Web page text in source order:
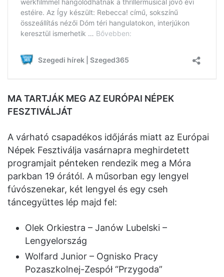
MA TARTJÁK MEG AZ EURÓPAI NÉPEK
FESZTIVÁLJÁT
A várható csapadékos időjárás miatt az Európai
Népek Fesztiválja vasárnapra meghirdetett
programjait pénteken rendezik meg a Móra
parkban 19 órától. A műsorban egy lengyel
fúvószenekar, két lengyel és egy cseh
táncegyüttes lép majd fel:
Olek Orkiestra – Janów Lubelski –
Lengyelország
Wolfard Junior – Ognisko Pracy
Pozaszkolnej-Zespół “Przygoda”